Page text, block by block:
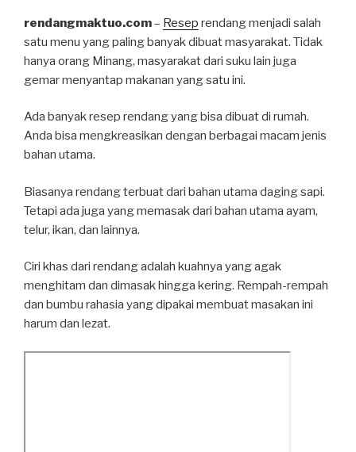
k
rendangmaktuo.com– Resep rendang menjadi salah
satu menu yang paling banyak dibuat masyarakat. Tidak
hanya orang Minang, masyarakat dari suku lain juga
gemar menyantap makanan yang satu ini.
Ada banyak resep rendang yang bisa dibuat di rumah.
Anda bisa mengkreasikan dengan berbagai macam jenis
bahan utama.
Biasanya rendang terbuat dari bahan utama daging sapi.
Tetapi ada juga yang memasak dari bahan utama ayam,
telur, ikan, dan lainnya.
Ciri khas dari rendang adalah kuahnya yang agak
menghitam dan dimasak hingga kering. Rempah-rempah
dan bumbu rahasia yang dipakai membuat masakan ini
harum dan lezat.